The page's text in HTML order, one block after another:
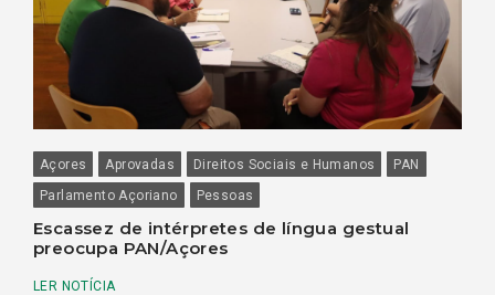
Açores Aprovadas Direitos Sociais e Humanos
PAN
Parlamento Açoriano
Pessoas
Escassez de intérpretes de língua gestual
preocupa PAN/Açores
LER NOTÍCIA